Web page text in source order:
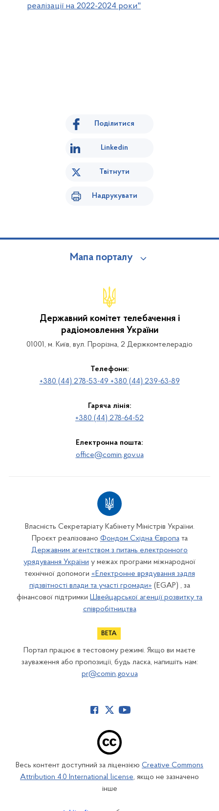
реалізації на 2022-2024 роки"
Поділитися
Linkedin
Твітнути
Надрукувати
Мапа порталу
Державний комітет телебачення і
радіомовлення України
01001, м. Київ, вул. Прорізна, 2 Держкомтелерадіо
Телефони:
+380 (44) 278-53-49 +380 (44) 239-63-89
Гаряча лінія:
+380 (44) 278-64-52
Електронна пошта:
office@comin.gov.ua
Власність Секретаріату Кабінету Міністрів України.
Проєкт реалізовано Фондом Східна Європата
Державним агентством з питань електронного
урядування України у межах програми міжнародної
технічної допомоги «Електронне врядування задля
підзвітності влади та участі громади» (EGAP) , за
фінансової підтримки Швейцарської агенції розвитку та
співробітництва
Портал працює в тестовому режимі. Якщо ви маєте
зауваження або пропозиції, будь ласка, напишіть нам:
pr@comin.gov.ua
Весь контент доступний за ліцензією Creative Commons
Attribution 4.0 International license, якщо не зазначено
інше